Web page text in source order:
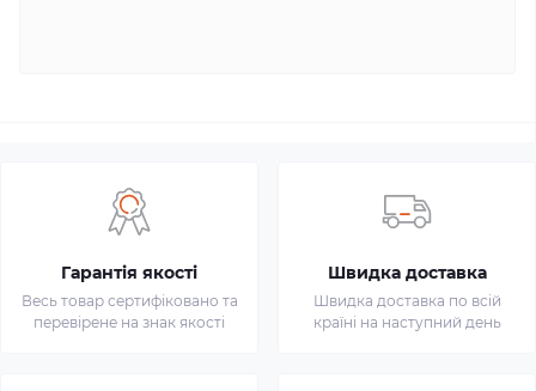
Гарантія якості
Весь товар сертифіковано та
перевірене на знак якості
Швидка доставка
Швидка доставка по всій
країні на наступний день